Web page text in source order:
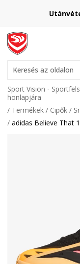
Keresés az oldalon
Sport Vision -
honlapjára
Termékek
Cipők
adidas Believe That 1